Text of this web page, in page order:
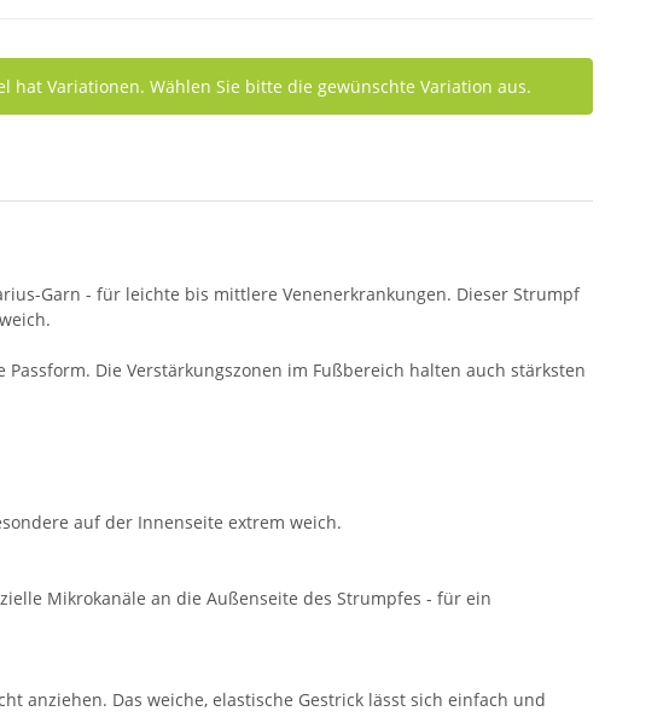
hat Variationen. Wählen Sie bitte die gewünschte Variation aus.
Garn - für leichte bis mittlere Venenerkrankungen. Dieser Strumpf
Die Verstärkungszonen im Fußbereich halten auch stärksten
auf der Innenseite extrem weich.
Mikrokanäle an die Außenseite des Strumpfes - für ein
anziehen. Das weiche, elastische Gestrick lässt sich einfach und